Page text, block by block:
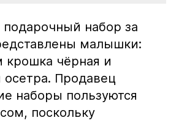
набор за
малышки:
крошка чёрная и
Продавец
наборы пользуются
поскольку